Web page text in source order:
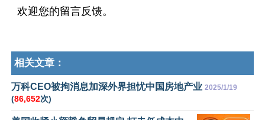
欢迎您的留言反馈。
相关文章：
万科CEO被拘消息加深外界担忧中国房地产业 2025/1/19
(86,652次)